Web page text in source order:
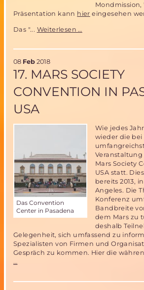
Mondmission,
Präsentation kann hier eingesehen
Das "... Weiterlesen …
eine
bemannte
08 Feb 2018
17. MARS SOCIETY
CONVENTION IN
USA
Das Convention
Center in Pasadena
Wie jedes
wieder die bei
Veranstaltung
Mars Society
USA statt.
bereits 2013,
Angeles. Die
Konferenz
Bandbreite
dem Mars zu
deshalb
Gelegenheit, sich umfassend zu
Spezialisten von Firmen und
Gespräch zu kommen. Hier die
…